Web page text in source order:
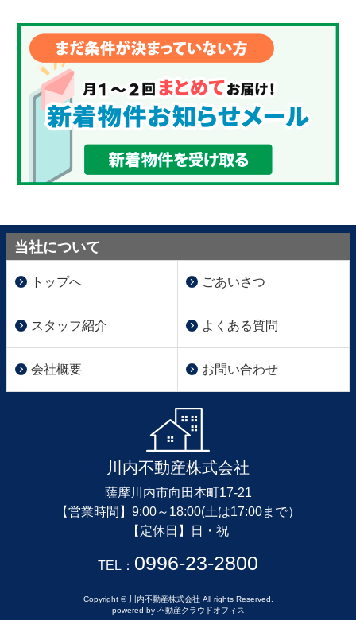
当社について
トップへ ごあいさつ
スタッフ紹介 よくある質問
会社概要 お問い合わせ
川内不動産株式会社
薩摩川内市向田本町17-21
【営業時間】9:00～18:00(土は17:00まで）
【定休日】日・祝
TEL： 0996-23-2800
Copyright © 川内不動産株式会社 All rights Reserved.
powered by 不動産クラウドオフィス